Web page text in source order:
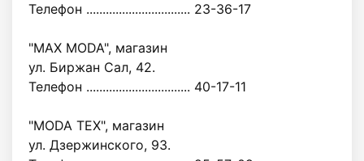
Телефон ................................ 23-36-17
"MAX MODA", магазин
ул. Биржан Сал, 42.
Телефон ................................ 40-17-11
"MODA TEX", магазин
ул. Дзержинского, 93.